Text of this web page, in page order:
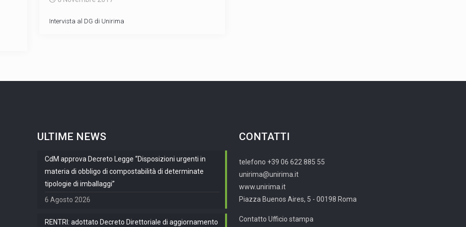
Intervista al DG di Unirima
ULTIME NEWS
CdM approva Decreto Legge “Disposizioni urgenti in
materia di obbligo di compostabilità di determinate
tipologie di imballaggi”
6 Agosto 2026
RENTRI: adottato Decreto Direttoriale di aggiornamento
CONTATTI
telefono +39 06 622 885 55
unirima@unirima.it
www.unirima.it
Piazza Buenos Aires, 5 - 00198 Roma
Contatto Ufficio stampa